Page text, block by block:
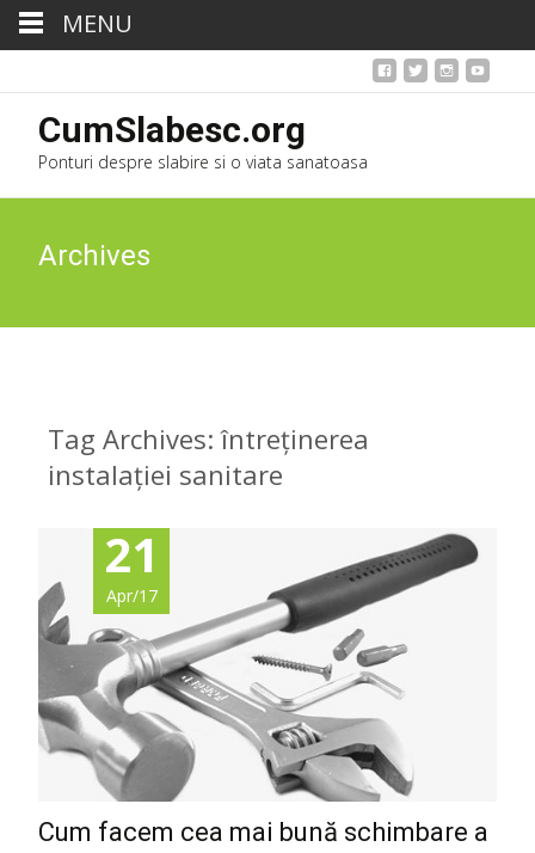
CumSlabesc.org
Ponturi despre slabire si o viata sanatoasa
Archives
Tag Archives: întreținerea
instalației sanitare
21
Apr/17
Cum facem cea mai bună schimbare a
MENU